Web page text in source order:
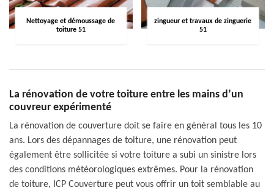
Nettoyage et démoussage de
toiture 51
zingueur et travaux de zinguerie
51
La rénovation de votre toiture entre les mains d’un
couvreur expérimenté
La rénovation de couverture doit se faire en général tous les 10
ans. Lors des dépannages de toiture, une rénovation peut
également être sollicitée si votre toiture a subi un sinistre lors
des conditions météorologiques extrêmes. Pour la rénovation
de toiture, ICP Couverture peut vous offrir un toit semblable au